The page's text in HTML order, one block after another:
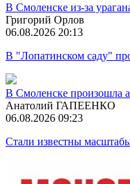
В Смоленске из-за
Григорий Орлов
06.08.2026 20:13
В "Лопатинском саду"
В Смоленске произошла
Анатолий ГАПЕЕНКО
06.08.2026 09:23
Стали известны